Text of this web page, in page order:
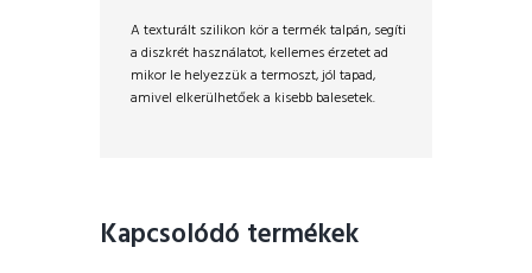
A texturált szilikon kör a termék talpán, segíti
a diszkrét használatot, kellemes érzetet ad
mikor le helyezzük a termoszt, jól tapad,
amivel elkerülhetőek a kisebb balesetek.
Kapcsolódó termékek